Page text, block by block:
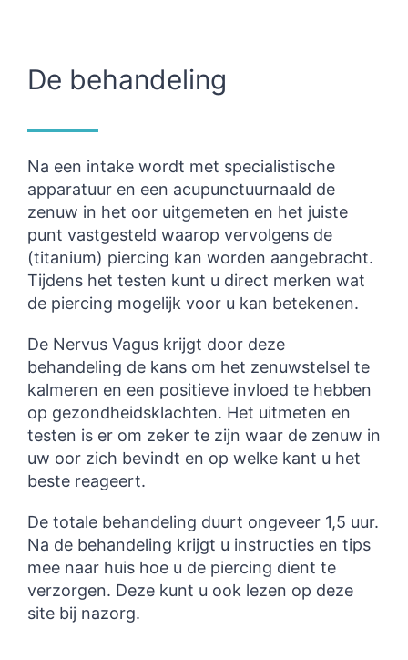
De behandeling
Na een intake wordt met specialistische
apparatuur en een acupunctuurnaald de
zenuw in het oor uitgemeten en het juiste
punt vastgesteld waarop vervolgens de
(titanium) piercing kan worden aangebracht.
Tijdens het testen kunt u direct merken wat
de piercing mogelijk voor u kan betekenen.
De Nervus Vagus krijgt door deze
behandeling de kans om het zenuwstelsel te
kalmeren en een positieve invloed te hebben
op gezondheidsklachten. Het uitmeten en
testen is er om zeker te zijn waar de zenuw in
uw oor zich bevindt en op welke kant u het
beste reageert.
De totale behandeling duurt ongeveer 1,5 uur.
Na de behandeling krijgt u instructies en tips
mee naar huis hoe u de piercing dient te
verzorgen. Deze kunt u ook lezen op deze
site bij nazorg.